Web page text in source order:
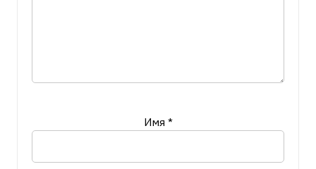
Имя *